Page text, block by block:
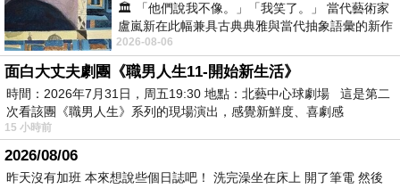
🏛️ 「他們說我不像。」「我笑了。」 當代藝術家
盧嵐新在此幅兼具古典典雅與當代抽象語彙的新作
中，以沈靜的藍色空間為背景，描繪了
2026-08-06
面白大丈夫劇團《職男人生11-開始新生活》
時間：2026年7月31日，周五19:30 地點：北藝中心球劇場 這是第二
次看該團《職男人生》系列的現場演出，感覺新鮮度、喜劇感
15 小時前
2026/08/06
昨天沒有加班 本來想說些個日誌吧！ 洗完澡坐在床上 開了筆電 然後